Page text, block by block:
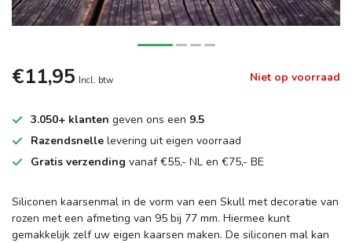
€11,95 Incl. btw Niet op voorraad
3.050+ klanten geven ons een 9.5
Razendsnelle levering uit eigen voorraad
Gratis verzending vanaf €55,- NL en €75,- BE
Siliconen kaarsenmal in de vorm van een Skull met decoratie van
rozen met een afmeting van 95 bij 77 mm. Hiermee kunt
gemakkelijk zelf uw eigen kaarsen maken. De siliconen mal kan